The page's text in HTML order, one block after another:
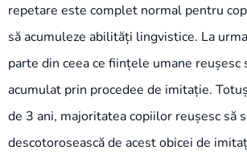
repetare este complet normal pentru
să acumuleze abilități lingvistice. La
parte din ceea ce ființele umane reușesc
acumulat prin procedee de imitație.
de 3 ani, majoritatea copiilor reușesc să
descotorosească de acest obicei de